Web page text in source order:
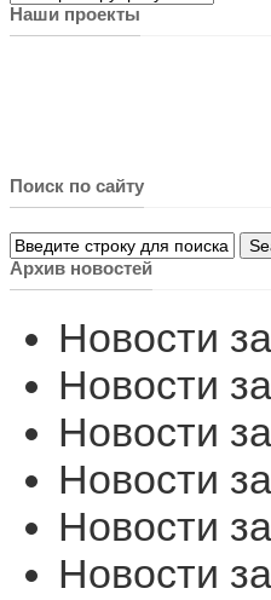
Наши проекты
Поиск по сайту
Архив новостей
Новости за
Новости за
Новости за
Новости за
Новости за
Новости за